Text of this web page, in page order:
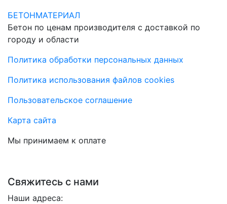
БЕТОНМАТЕРИАЛ
Бетон по ценам производителя с доставкой по
городу и области
Политика обработки персональных данных
Политика использования файлов cookies
Пользовательское соглашение
Карта сайта
Мы принимаем к оплате
Свяжитесь с нами
Наши адреса: